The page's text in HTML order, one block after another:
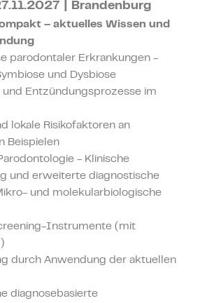
| Brandenburg
– aktuelles Wissen und
parodontaler Erkrankungen -
und Dysbiose
Entzündungsprozesse im
lokale Risikofaktoren an
Beispielen
- Klinische
und erweiterte diagnostische
und molekularbiologische
Instrumente (mit
durch Anwendung der aktuellen
diagnosebasierte